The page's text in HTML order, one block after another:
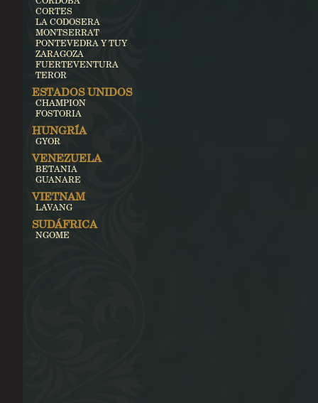
CORTES
LA CODOSERA
MONTSERRAT
PONTEVEDRA Y TUY
ZARAGOZA
FUERTEVENTURA
TEROR
ESTADOS UNIDOS
CHAMPION
FOSTORIA
HUNGRÍA
GYOR
VENEZUELA
BETANIA
GUANARE
VIETNAM
LAVANG
SUDÁFRICA
NGOME